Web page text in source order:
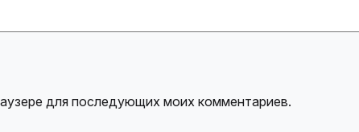
для последующих моих комментариев.